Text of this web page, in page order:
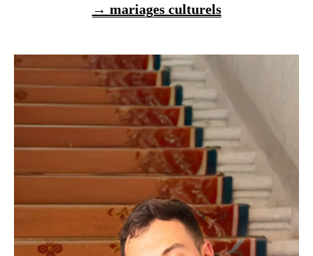
→ mariages culturels